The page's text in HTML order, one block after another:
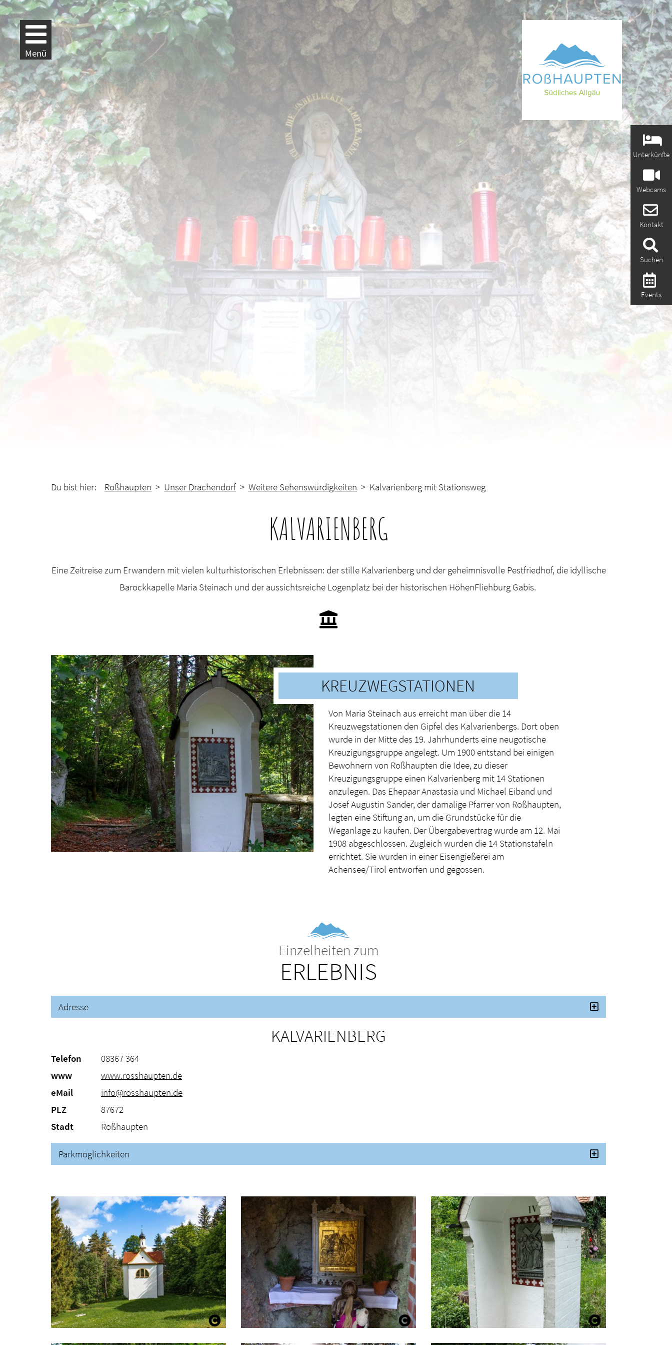
Weiter zur Navigation Weiter zum Inhalt
Unterkünfte
Webcams
Kontakt
Suchen
Events
Menü
Du bist hier: Roßhaupten > Unser Drachendorf> Weitere Sehenswürdigkeiten > Kalvarienberg mit Stationsweg
KALVARIENBERG
Eine Zeitreise zum Erwandern mit vielen kulturhistorischen Erlebnissen: der stille Kalvarienberg und der geheimnisvolle Pestfriedhof, die idyllische
Barockkapelle Maria Steinach und der aussichtsreiche Logenplatz bei der historischen HöhenFliehburg Gabis.
KREUZWEGSTATIONEN
Von Maria Steinach aus erreicht man über die 14
Kreuzwegstationen den Gipfel des Kalvarienbergs. Dort oben
wurde in der Mitte des 19. Jahrhunderts eine neugotische
Kreuzigungsgruppe angelegt. Um 1900 entstand bei einigen
Bewohnern von Roßhaupten die Idee, zu dieser
Kreuzigungsgruppe einen Kalvarienberg mit 14 Stationen
anzulegen. Das Ehepaar Anastasia und Michael Eiband und
Josef Augustin Sander, der damalige Pfarrer von Roßhaupten,
legten eine Stiftung an, um die Grundstücke für die
Weganlage zu kaufen. Der Übergabevertrag wurde am 12. Mai
1908 abgeschlossen. Zugleich wurden die 14 Stationstafeln
errichtet. Sie wurden in einer Eisengießerei am
Achensee/Tirol entworfen und gegossen.
Einzelheiten zum
ERLEBNIS
Adresse
KALVARIENBERG
Telefon
08367 364
www
www.rosshaupten.de
eMail
info@rosshaupten.de
PLZ
87672
Stadt
Roßhaupten
Parkmöglichkeiten